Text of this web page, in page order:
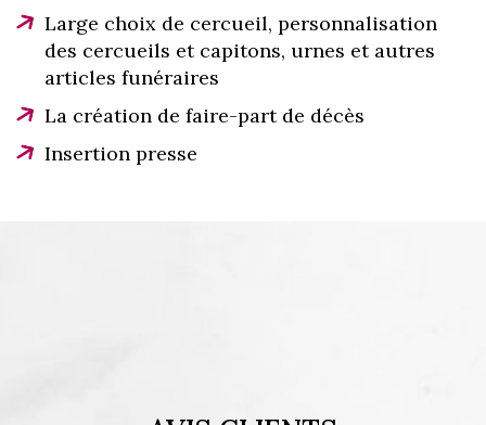
Large choix de cercueil, personnalisation
des cercueils et capitons, urnes et autres
articles funéraires
La création de faire-part de décès
Insertion presse